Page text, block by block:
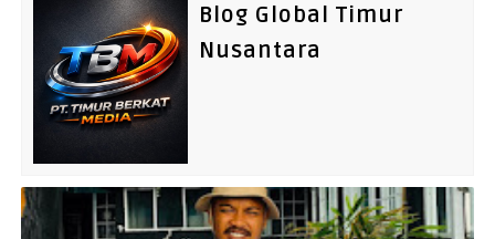
Blog Global Timur
Nusantara